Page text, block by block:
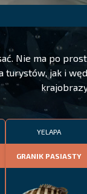
Nie ma po
turystów, jak i
YELAPA
GRANIK PASIASTY